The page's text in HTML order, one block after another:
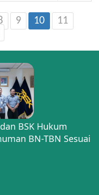
9 10
11
BSK Hukum
BN-TBN Sesuai